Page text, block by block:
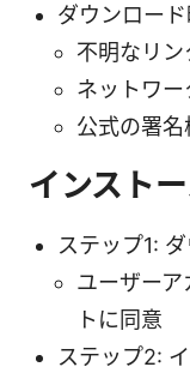
ダウンロー
不明なリ
ネットワ
公式の署
インスト
ステップ1:
ユーザー
トに同意
ステップ2: